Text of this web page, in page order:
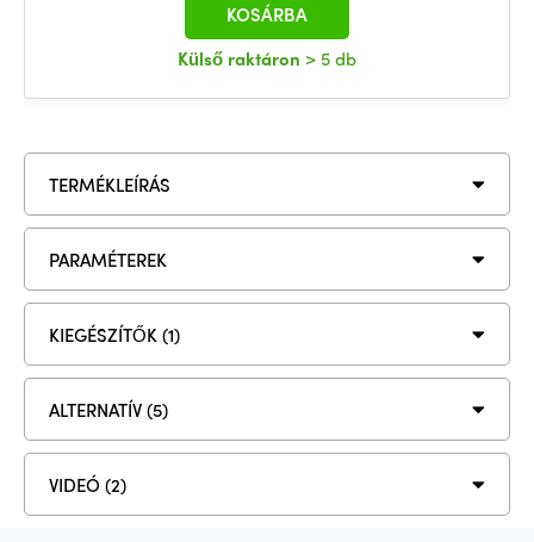
Külső raktáron > 5 db
KOSÁRBA
TERMÉKLEÍRÁS
PARAMÉTEREK
KIEGÉSZÍTŐK (1)
ALTERNATÍV (5)
VIDEÓ (2)